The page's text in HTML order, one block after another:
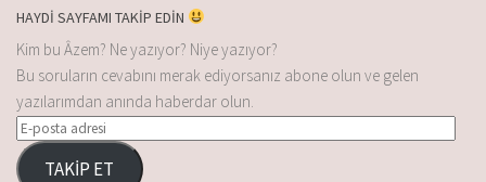
HAYDİ SAYFAMI TAKİP EDİN
Kim bu Âzem? Ne yazıyor? Niye yazıyor?
Bu soruların cevabını merak ediyorsanız abone olun ve gelen
yazılarımdan anında haberdar olun.
TAKİP ET